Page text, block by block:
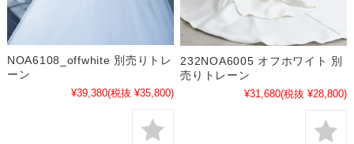
NOA6108_offwhite 別売りトレ
ーン
¥39,380(税抜 ¥35,800)
232NOA6005 オフホワイト 別
売りトレーン
¥31,680(税抜 ¥28,800)